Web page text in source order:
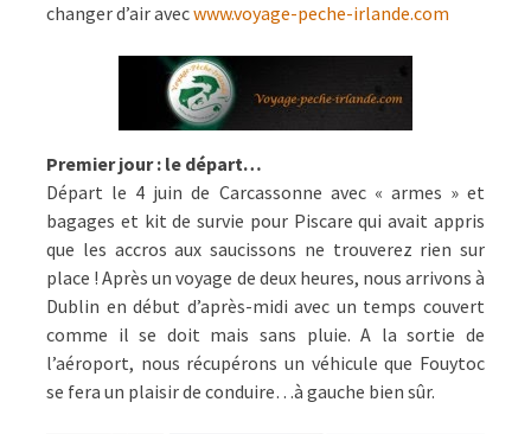
changer d’air avecwww.voyage-peche-irlande.com
Premier jour : le départ…
Départ le 4 juin de Carcassonne avec « armes » et
bagages et kit de survie pour Piscare qui avait appris
que les accros aux saucissons ne trouverez rien sur
place ! Après un voyage de deux heures, nous arrivons à
Dublin en début d’après-midi avec un temps couvert
comme il se doit mais sans pluie. A la sortie de
l’aéroport, nous récupérons un véhicule que Fouytoc
se fera un plaisir de conduire…à gauche bien sûr.